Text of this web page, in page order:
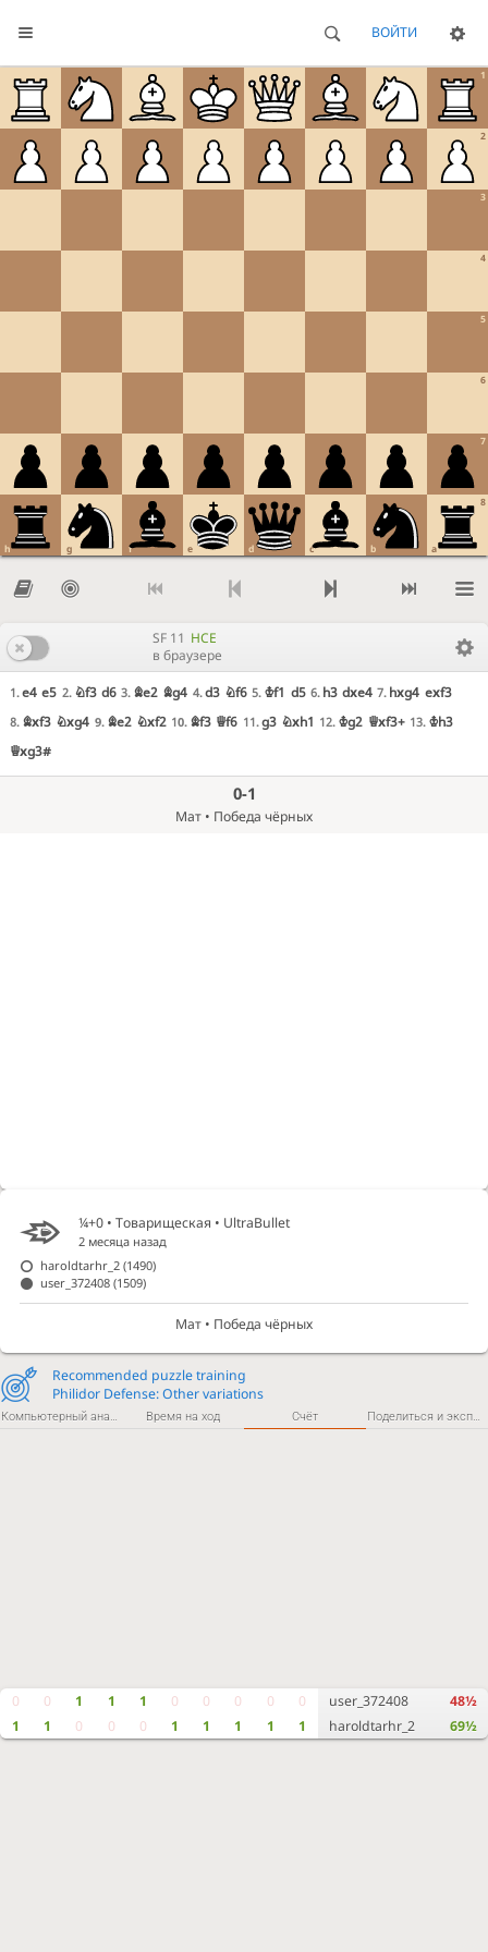
ВОЙТИ
1
2
3
4
5
6
7
8
a
b
c
d
e
f
g
h
SF 11 HCE
в браузере
1.e4 e5 2. Nf3 d6 3. Be2 Bg4 4.d3 Nf6 5. Kf1 d5 6. h3 dxe4 7. hxg4 exf3
8. Bxf3 Nxg4 9. Be2 Nxf2 10. Bf3 Qf6 11.g3 Nxh1 12. Kg2 Qxf3+ 13. Kh3
Qxg3#
0-1
Мат • Победа чёрных
Компьютерный анализ Время на ход Счёт Поделиться и экспортировать
0
1
0
1
1
0
1
0
1
0
0
1
0
1
0
1
0
1
0
1
user_372408
haroldtarhr_2
48½
69½
Recommended puzzle training
Philidor Defense: Other variations
¼+0 • Товарищеская • UltraBullet
2 месяца назад
haroldtarhr_2(1490)
user_372408(1509)
Мат • Победа чёрных